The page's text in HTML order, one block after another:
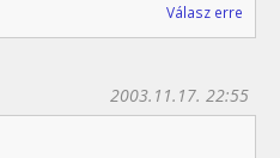
Válasz erre
2003.11.17. 22:55